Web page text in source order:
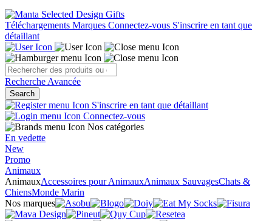
Téléchargements Marques Connectez-vous S'inscrire en tant que
détaillant
Recherche Avancée
Search
S'inscrire en tant que détaillant
Connectez-vous
Nos catégories
En vedette
New
Promo
Animaux
AnimauxAccessoires pour AnimauxAnimaux SauvagesChats &
ChiensMonde Marin
Nos marques